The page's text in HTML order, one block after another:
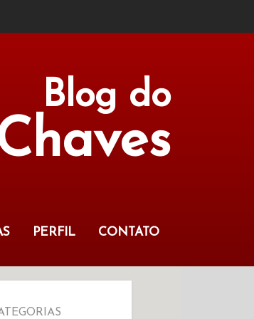
Blog do
PERFIL CONTATO